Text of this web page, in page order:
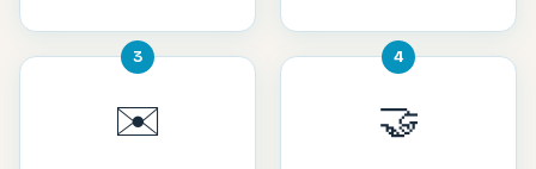
3
✉️
4
🤝